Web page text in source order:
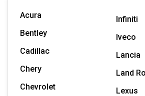
Acura
Bentley
Cadillac
Chery
Chevrolet
Infiniti
Iveco
Lancia
Land
Lexus